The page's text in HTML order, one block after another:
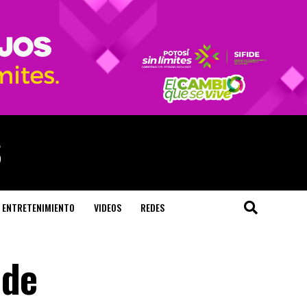
ENTRETENIMIENTO VIDEOS REDES